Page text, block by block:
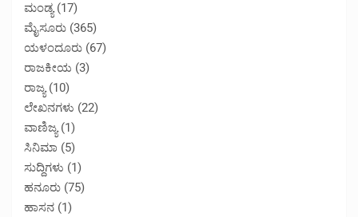
ಮಂಡ್ಯ(17)
ಮೈಸೂರು (365)
ಯಳಂದೂರು (67)
ರಾಜಕೀಯ (3)
ರಾಜ್ಯ(10)
ಲೇಖನಗಳು (22)
ವಾಣಿಜ್ಯ(1)
ಸಿನಿಮಾ (5)
ಸುದ್ದಿಗಳು (1)
ಹನೂರು (75)
ಹಾಸನ (1)